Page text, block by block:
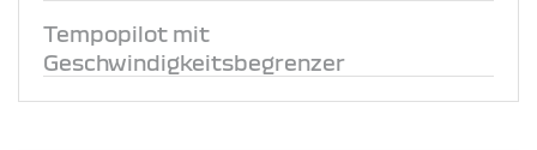
Tempopilot mit
Geschwindigkeitsbegrenzer